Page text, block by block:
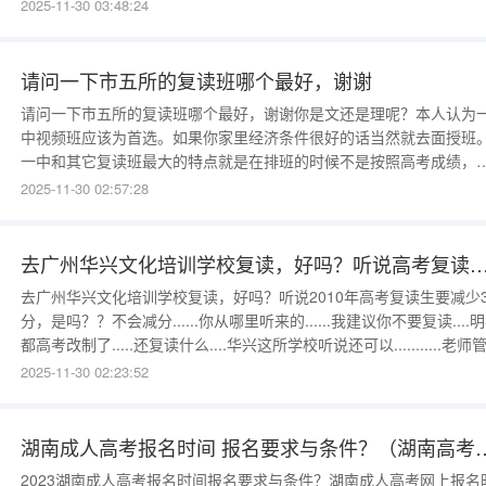
和学习压力，所以，我挺还
2025-11-30 03:48:24
请问一下市五所的复读班哪个最好，谢谢
请问一下市五所的复读班哪个最好，谢谢你是文还是理呢？本人认为
中视频班应该为首选。如果你家里经济条件很好的话当然就去面授班。
一中和其它复读班最大的特点就是在排班的时候不是按照高考成绩，
是按照高考成绩高低分的人数比例随机排班。这样就会在几个班之间产
南开中学复读班，
2025-11-30 02:57:28
去广州华兴文化培训学校复读，好吗？听说高考复读生要减少30分，是吗？？
去广州华兴文化培训学校复读，好吗？听说2010年高考复读生要减少
分，是吗？？不会减分......你从哪里听来的......我建议你不要复读....
都高考改制了.....还复读什么....华兴这所学校听说还可以...........老师
挺严的...........一年两万.......还是读专科吧.....我也是09年高考只有400多
2025-11-30 02:23:52
湖南成人高考报名
2023湖南成人高考报名时间报名要求与条件？湖南成人高考网上报名